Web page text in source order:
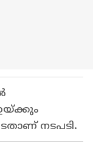
നടപടി.